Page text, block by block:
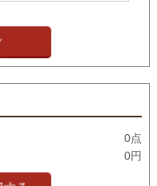
0点
0円